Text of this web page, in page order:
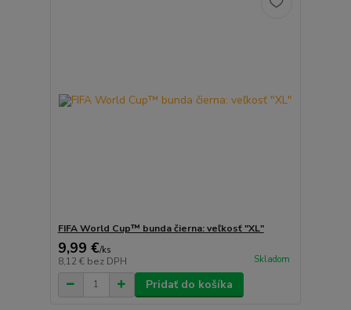
FIFA World Cup™ bunda čierna: veľkosť "XL"
9,99 €/ks
8,12 € bez DPH Skladom
Pridať do košíka